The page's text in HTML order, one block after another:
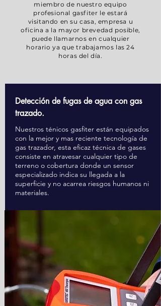
miembro de nuestro equipo
profesional gasfiter le estará
visitando en su casa, empresa u
oficina a la mayor brevedad posible,
puede llamarnos en cualquier
horario ya que trabajamos las 24
horas del día.
Detección de fugas de agua con gas
trazado.
Nuestros ténicos gasfiter están equipados
con la mejor y mas reciente tecnología de
gas trazador, esta eficaz técnica de gases
consiste en atravesar cualquier tipo de
terreno o cobertura donde un sensor
especializado indica su llegada a la
superficie y no acarrea riesgos humanos ni
materiales.